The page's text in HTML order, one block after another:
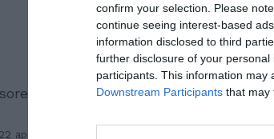
confirm your selection. Please
continue seeing interest-based
information disclosed to third
further disclosure of your personal
participants. This information may
Downstream Participants that may
De Bona: "Una dinamica in forte
22 aprile 2008 – In base ai dati ufficiali, a fine 2006